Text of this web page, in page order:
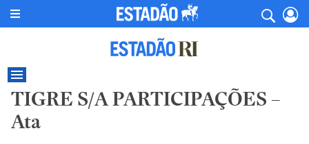
TIGRE S/A PARTICIPAÇÕES –
Ata